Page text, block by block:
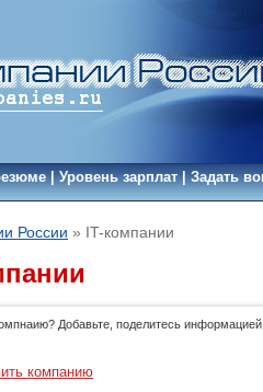
|Уровень зарплат|Задать
России » IT-компании
Добавьте, поделитесь
компанию